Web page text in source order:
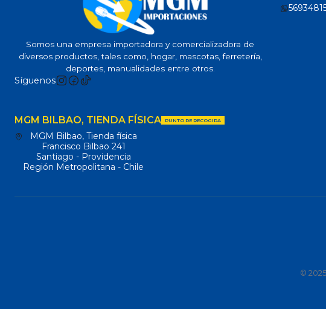
Somos una empresa importadora y comercializadora de
diversos productos, tales como, hogar, mascotas, ferretería,
deportes, manualidades entre otros.
Síguenos
MGM BILBAO, TIENDA FÍSICA PUNTO DE RECOGIDA
MGM Bilbao, Tienda física
Francisco Bilbao 241
Santiago - Providencia
Región Metropolitana - Chile
©